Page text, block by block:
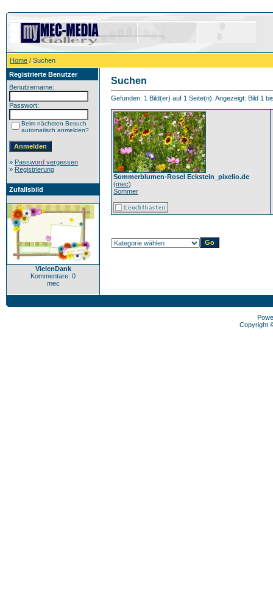
Home / Suchen
Registrierte Benutzer
Benutzername:
Passwort:
Beim nächsten Besuch
automatisch anmelden?
» Password vergessen
» Registrierung
Zufallsbild
VielenDank
Kommentare: 0
mec
Suchen
Gefunden: 1 Bild(er) auf 1 Seite(n). Angezeigt: Bild 1
Sommerblumen-Rosel Eckstein_pixelio.de
(mec)
Sommer
Copyright